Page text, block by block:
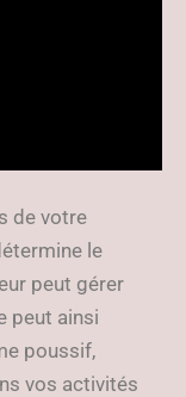
de votre
le
peut gérer
peut ainsi
poussif,
vos activités